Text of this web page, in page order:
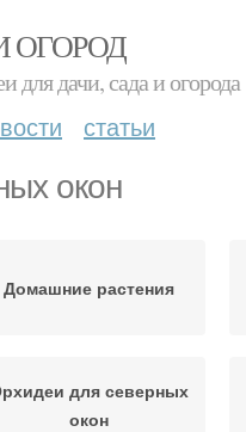
ОГОРОД
для дачи, сада и огорода
статьи
окон
Домашние растения
для северных
окон